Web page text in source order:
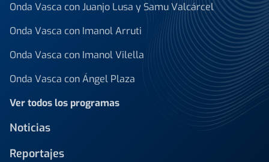
Onda Vasca con Juanjo Lusa y Samu Valcárcel
Onda Vasca con Imanol Arruti
Onda Vasca con Imanol Vilella
Onda Vasca con Ángel Plaza
Ver todos los programas
Noticias
Reportajes